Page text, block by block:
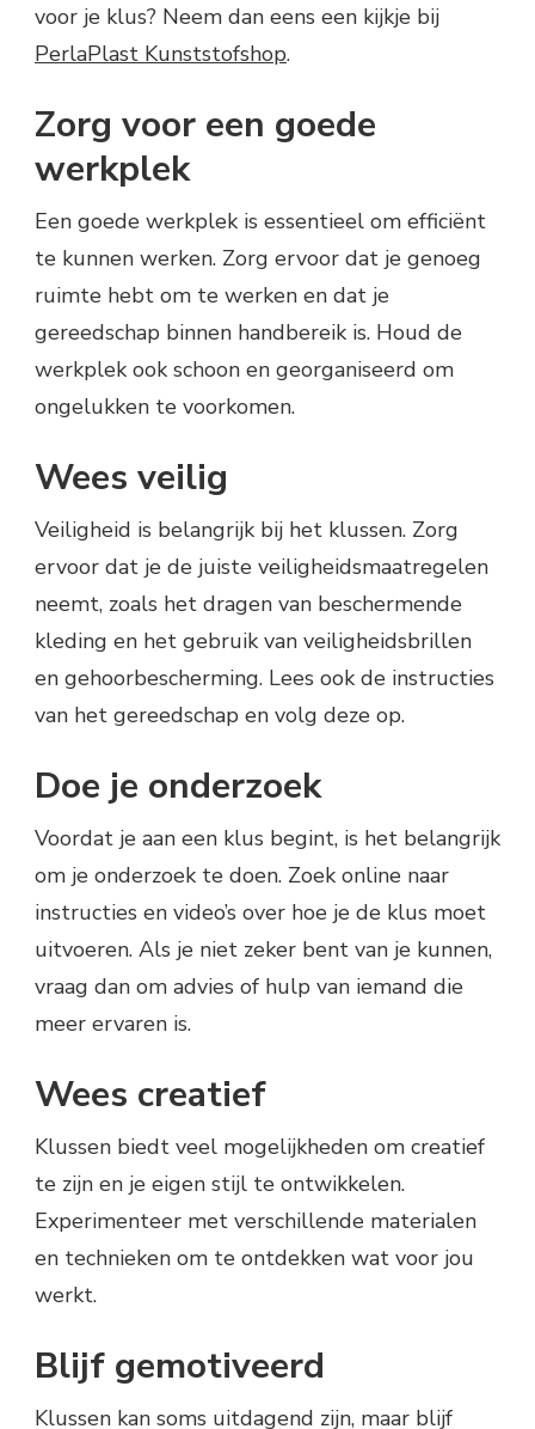
voor je klus? Neem dan eens een kijkje bij
PerlaPlast Kunststofshop.
Zorg voor een goede
werkplek
Een goede werkplek is essentieel om efficiënt
te kunnen werken. Zorg ervoor dat je genoeg
ruimte hebt om te werken en dat je
gereedschap binnen handbereik is. Houd de
werkplek ook schoon en georganiseerd om
ongelukken te voorkomen.
Wees veilig
Veiligheid is belangrijk bij het klussen. Zorg
ervoor dat je de juiste veiligheidsmaatregelen
neemt, zoals het dragen van beschermende
kleding en het gebruik van veiligheidsbrillen
en gehoorbescherming. Lees ook de instructies
van het gereedschap en volg deze op.
Doe je onderzoek
Voordat je aan een klus begint, is het belangrijk
om je onderzoek te doen. Zoek online naar
instructies en video’s over hoe je de klus moet
uitvoeren. Als je niet zeker bent van je kunnen,
vraag dan om advies of hulp van iemand die
meer ervaren is.
Wees creatief
Klussen biedt veel mogelijkheden om creatief
te zijn en je eigen stijl te ontwikkelen.
Experimenteer met verschillende materialen
en technieken om te ontdekken wat voor jou
werkt.
Blijf gemotiveerd
Klussen kan soms uitdagend zijn, maar blijf